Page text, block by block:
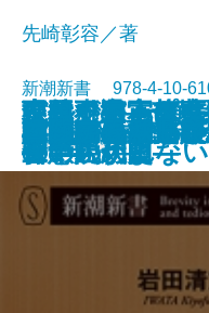
不要不急―苦境
智慧―
財務省の「ワ
森林で日本は
食い止めよ―
その病気、市
陶芸は生きが
ビジネス戦略
シルクロード
三十六か国―
57歳で婚活し
現役引退―プロ
の1年」―
国家の尊厳
先崎彰容／著
新潮新書 978-4-10-
新書電子書籍あり
自衛隊最高幹
古代史の正体―
―
どうしても頑
ーキの切れな
マスクをする
中国が宇宙を
保の現代史―
小説家になっ
毒親の日本史
検閲官―発見
認知症の新し
ロシアを決し